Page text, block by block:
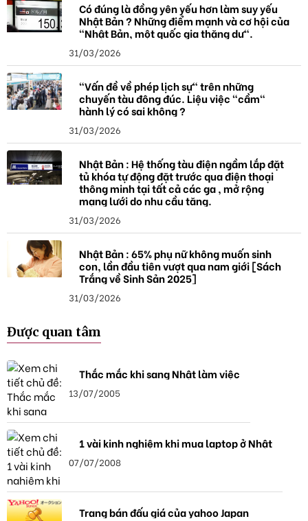
Có đúng là đồng yên yếu hơn làm suy yếu
Nhật Bản ? Những điểm mạnh và cơ hội của
"Nhật Bản, một quốc gia thặng dư".
31/03/2026
"Vấn đề về phép lịch sự" trên những
chuyến tàu đông đúc. Liệu việc "cầm"
hành lý có sai không ?
31/03/2026
Nhật Bản : Hệ thống tàu điện ngầm lắp đặt
tủ khóa tự động đặt trước qua điện thoại
thông minh tại tất cả các ga , mở rộng
mạng lưới do nhu cầu tăng.
31/03/2026
Nhật Bản : 65% phụ nữ không muốn sinh
con, lần đầu tiên vượt qua nam giới [Sách
Trắng về Sinh Sản 2025]
31/03/2026
Được quan tâm
Thắc mắc khi sang Nhật làm việc
13/07/2005
1 vài kinh nghiệm khi mua laptop ở Nhật
07/07/2008
Trang bán đấu giá của yahoo Japan